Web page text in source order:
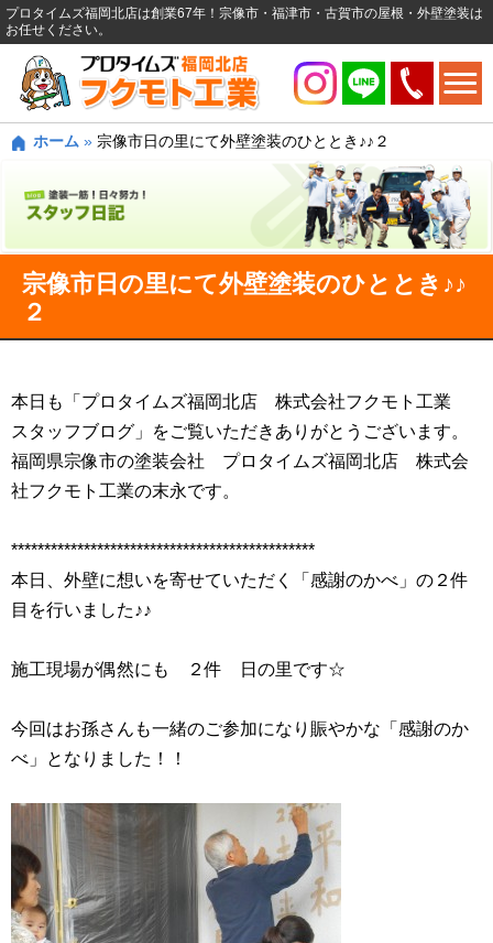
プロタイムズ福岡北店は創業67年！宗像市・福津市・古賀市の屋根・外壁塗装は
お任せください。
ホーム » 宗像市日の里にて外壁塗装のひととき♪♪２
宗像市日の里にて外壁塗装のひととき♪♪
２
本日も「プロタイムズ福岡北店 株式会社フクモト工業
スタッフブログ」をご覧いただきありがとうございます。
福岡県宗像市の塗装会社 プロタイムズ福岡北店 株式会
社フクモト工業の末永です。
**********************************************
本日、外壁に想いを寄せていただく「感謝のかべ」の２件
目を行いました♪♪
施工現場が偶然にも ２件 日の里です☆
今回はお孫さんも一緒のご参加になり賑やかな「感謝のか
べ」となりました！！